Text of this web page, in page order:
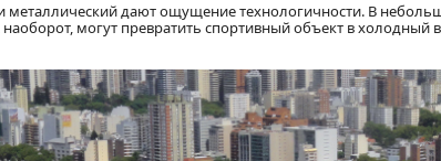
металлический дают ощущение технологичности. В
наоборот, могут превратить спортивный объект в холодный